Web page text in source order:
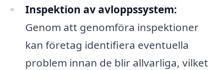
Inspektion av avloppssystem:
Genom att genomföra inspektioner
kan företag identifiera eventuella
problem innan de blir allvarliga, vilket